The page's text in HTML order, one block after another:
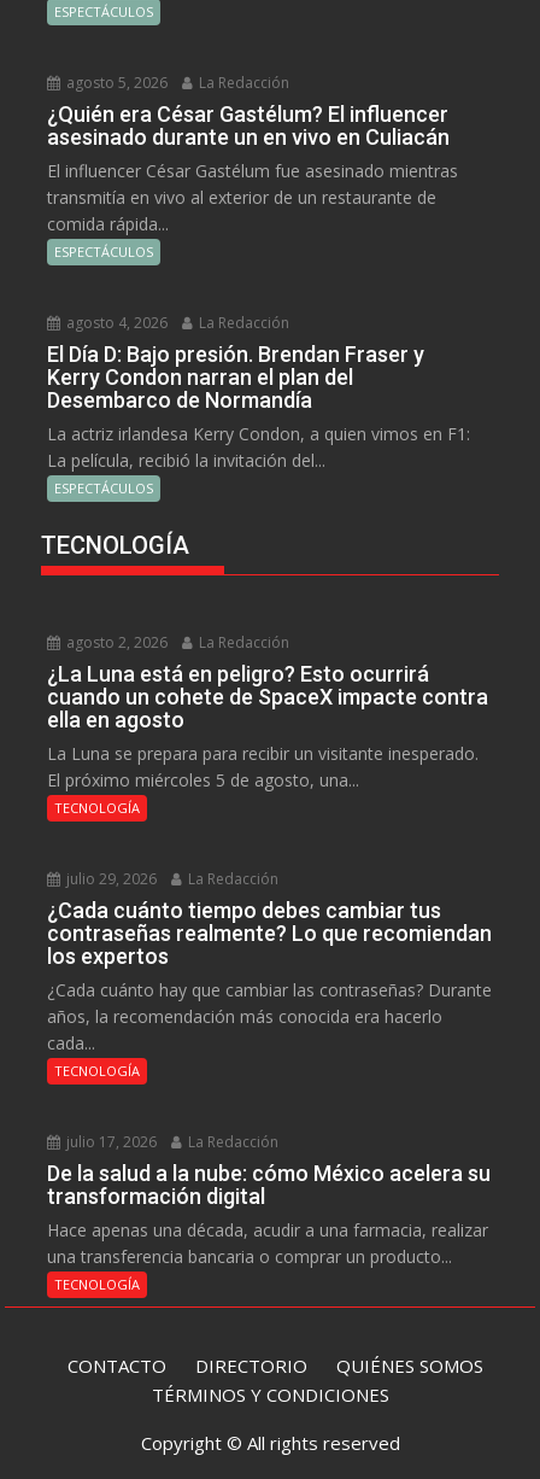
ESPECTÁCULOS
agosto 5, 2026 La Redacción
¿Quién era César Gastélum? El influencer
asesinado durante un en vivo en Culiacán
El influencer César Gastélum fue asesinado mientras
transmitía en vivo al exterior de un restaurante de
comida rápida...
ESPECTÁCULOS
agosto 4, 2026 La Redacción
El Día D: Bajo presión. Brendan Fraser y
Kerry Condon narran el plan del
Desembarco de Normandía
La actriz irlandesa Kerry Condon, a quien vimos en F1:
La película, recibió la invitación del...
ESPECTÁCULOS
TECNOLOGÍA
agosto 2, 2026 La Redacción
¿La Luna está en peligro? Esto ocurrirá
cuando un cohete de SpaceX impacte contra
ella en agosto
La Luna se prepara para recibir un visitante inesperado.
El próximo miércoles 5 de agosto, una...
TECNOLOGÍA
julio 29, 2026 La Redacción
¿Cada cuánto tiempo debes cambiar tus
contraseñas realmente? Lo que recomiendan
los expertos
¿Cada cuánto hay que cambiar las contraseñas? Durante
años, la recomendación más conocida era hacerlo
cada...
TECNOLOGÍA
julio 17, 2026 La Redacción
De la salud a la nube: cómo México acelera su
transformación digital
Hace apenas una década, acudir a una farmacia, realizar
una transferencia bancaria o comprar un producto...
TECNOLOGÍA
CONTACTO DIRECTORIO QUIÉNES SOMOS
TÉRMINOS Y CONDICIONES
Copyright © All rights reserved